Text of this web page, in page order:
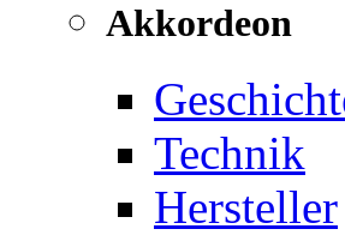
Akkordeon
Technik
Hersteller